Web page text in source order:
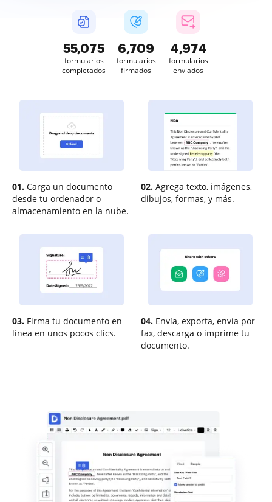
55,076
formularios
completados
6,709
formularios
firmados
4,974
formularios
enviados
01. Carga un documento
desde tu ordenador o
almacenamiento en la nube.
02. Agrega texto, imágenes,
dibujos, formas, y más.
03. Firma tu documento en
línea en unos pocos clics.
04. Envía, exporta, envía por
fax, descarga o imprime tu
documento.